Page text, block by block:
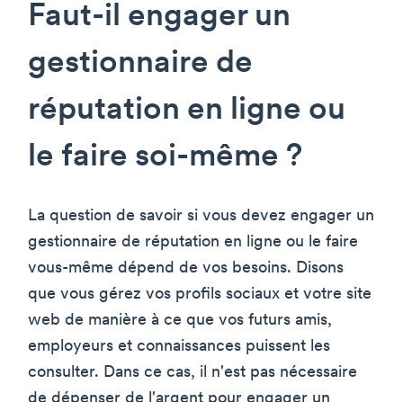
Faut-il engager un
gestionnaire de
réputation en ligne ou
le faire soi-même ?
La question de savoir si vous devez engager un
gestionnaire de réputation en ligne ou le faire
vous-même dépend de vos besoins. Disons
que vous gérez vos profils sociaux et votre site
web de manière à ce que vos futurs amis,
employeurs et connaissances puissent les
consulter. Dans ce cas, il n'est pas nécessaire